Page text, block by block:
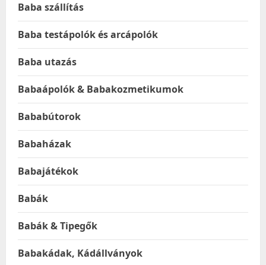
Baba szállítás
Baba testápolók és arcápolók
Baba utazás
Babaápolók & Babakozmetikumok
Bababútorok
Babaházak
Babajátékok
Babák
Babák & Tipegők
Babakádak, Kádállványok